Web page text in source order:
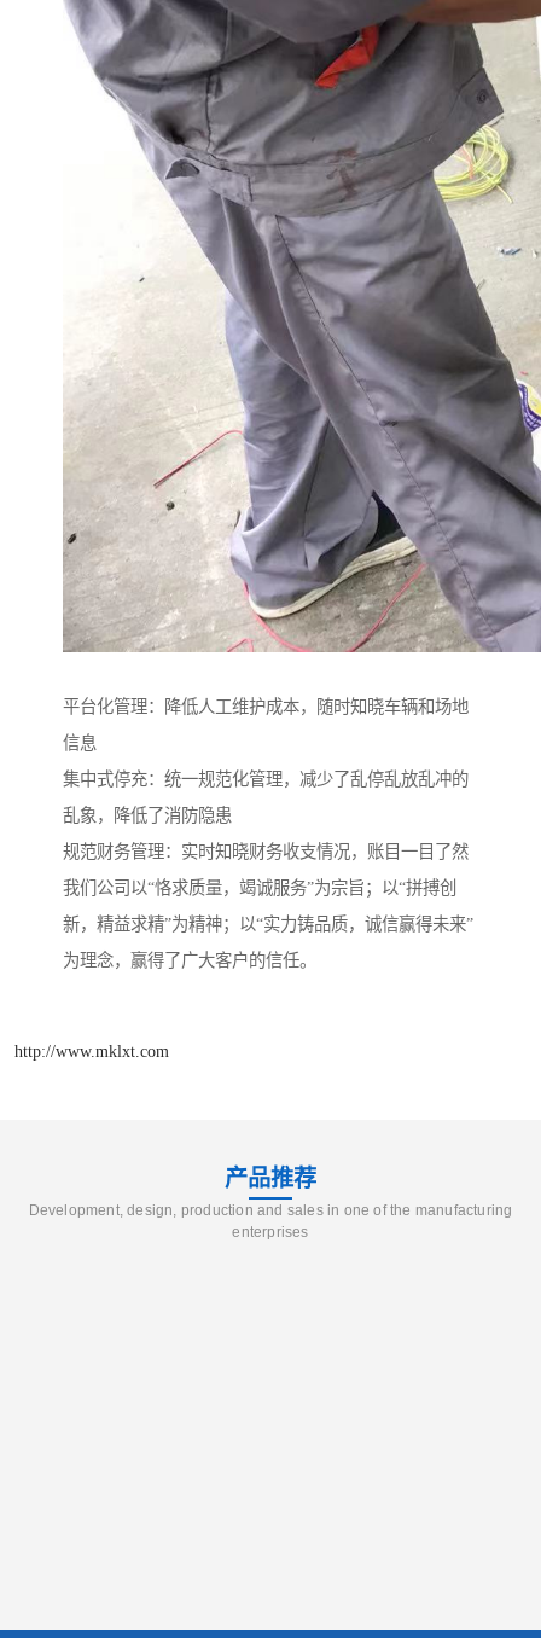
平台化管理：降低人工维护成本，随时知晓车辆和场地
信息
集中式停充：统一规范化管理，减少了乱停乱放乱冲的
乱象，降低了消防隐患
规范财务管理：实时知晓财务收支情况，账目一目了然
我们公司以“恪求质量，竭诚服务”为宗旨；以“拼搏创
新，精益求精”为精神；以“实力铸品质，诚信赢得未来”
为理念，赢得了广大客户的信任。
http://www.mklxt.com
产品推荐
Development, design, production and sales in one of the manufacturing
enterprises